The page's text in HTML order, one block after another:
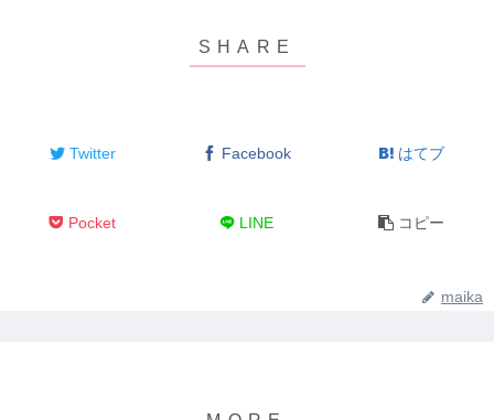
Twitter Facebook はてブ
Pocket LINE コピー
maika